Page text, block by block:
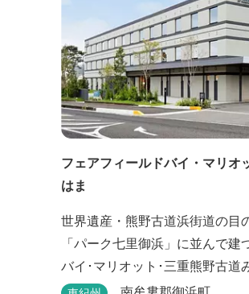
フェアフィールドバイ・マリオ
はま
世界遺産・熊野古道浜街道の目
「パーク七里御浜」に並んで建
バイ･マリオット･三重熊野古道
背に雄大な熊野灘を望み、渚百